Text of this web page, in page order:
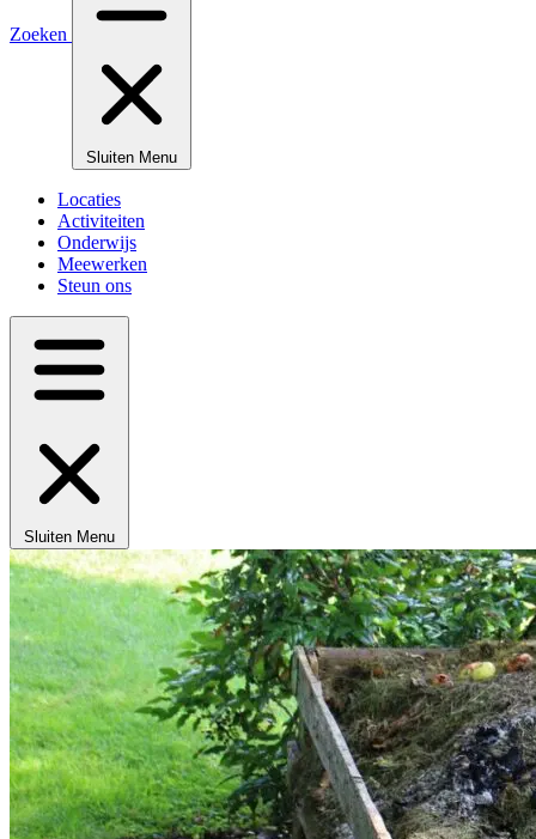
Zoeken
Sluiten Menu
Locaties
Activiteiten
Onderwijs
Meewerken
Steun ons
Sluiten Menu